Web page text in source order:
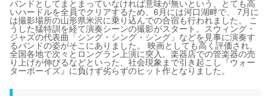
バンドとしてまとまっていなければ意味が無いという、とても高
いハードルを全員でクリアするため、6月には河口湖畔で、 7月に
は撮影場所の山形県米沢に乗り込んでの合宿も行われました。 こ
うした猛特訓を経て演奏シーンの撮影がスタート。スウィング・
ジャズの代表曲「シング・シング・シング」などを見事に演奏す
るバンドの姿がそこにありました。 映画としても高く評価され、
全国各地で次々とロングラン上演に突入。楽器店での管楽器の売
り上げが伸びるなどといった、社会現象まで引き起こし『ウォー
ターボーイズ』に負けず劣らずのヒット作となりました。